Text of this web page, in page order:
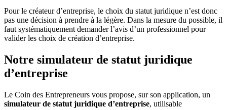
Pour le créateur d’entreprise, le choix du statut juridique n’est donc
pas une décision à prendre à la légère. Dans la mesure du possible, il
faut systématiquement demander l’avis d’un professionnel pour
valider les choix de création d’entreprise.
Notre simulateur de statut juridique
d’entreprise
Le Coin des Entrepreneurs vous propose, sur son application, un
simulateur de statut juridique d’entreprise, utilisable